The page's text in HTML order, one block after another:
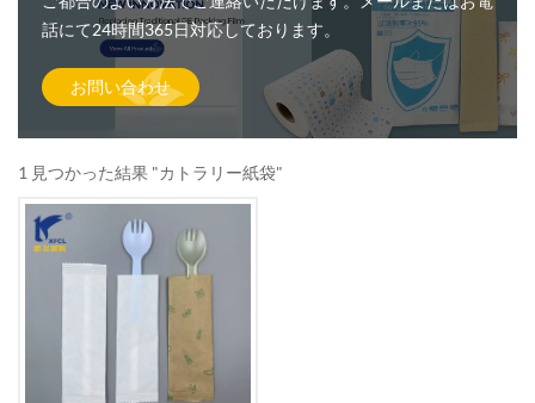
話にて24時間365日対応しております。
お問い合わせ
1 見つかった結果 "カトラリー紙袋"